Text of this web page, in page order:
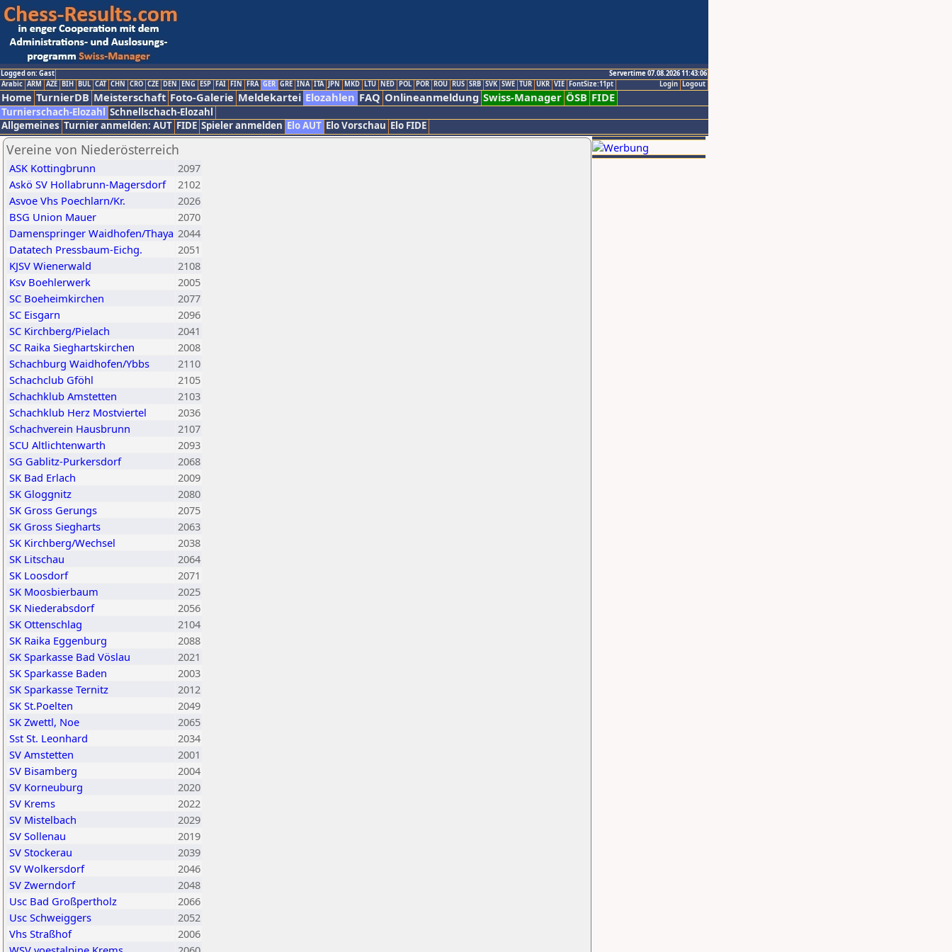
Logged on: Gast
Servertime 07.08.2026 11:43:06
Logout
Login
Arabic ARM AZE BIH BUL CAT CHN CRO CZE DEN ENG ESP FAI FIN FRA GER GRE INA ITA JPN MKD LTU NED POL POR ROU RUS SRB SVK SWE TUR UKR VIE FontSize:11pt
Home TurnierDB Meisterschaft Foto-Galerie Meldekartei Elozahlen FAQ Onlineanmeldung Swiss-Manager ÖSB FIDE
Turnierschach-Elozahl Schnellschach-Elozahl
Allgemeines Turnier anmelden: AUT FIDE Spieler anmelden Elo AUT Elo Vorschau Elo FIDE
Vereine von Niederösterreich
ASK Kottingbrunn
2097
Askö SV Hollabrunn-Magersdorf
2102
Asvoe Vhs Poechlarn/Kr.
2026
BSG Union Mauer
2070
Damenspringer Waidhofen/Thaya 2044
Datatech Pressbaum-Eichg.
2051
KJSV Wienerwald
2108
Ksv Boehlerwerk
2005
SC Boeheimkirchen
2077
SC Eisgarn
2096
SC Kirchberg/Pielach
2041
SC Raika Sieghartskirchen
2008
Schachburg Waidhofen/Ybbs
2110
Schachclub Gföhl
2105
Schachklub Amstetten
2103
Schachklub Herz Mostviertel
2036
Schachverein Hausbrunn
2107
SCU Altlichtenwarth
2093
SG Gablitz-Purkersdorf
2068
SK Bad Erlach
2009
SK Gloggnitz
2080
SK Gross Gerungs
2075
SK Gross Siegharts
2063
SK Kirchberg/Wechsel
2038
SK Litschau
2064
SK Loosdorf
2071
SK Moosbierbaum
2025
SK Niederabsdorf
2056
SK Ottenschlag
2104
SK Raika Eggenburg
2088
SK Sparkasse Bad Vöslau
2021
SK Sparkasse Baden
2003
SK Sparkasse Ternitz
2012
SK St.Poelten
2049
SK Zwettl, Noe
2065
Sst St. Leonhard
2034
SV Amstetten
2001
SV Bisamberg
2004
SV Korneuburg
2020
SV Krems
2022
SV Mistelbach
2029
SV Sollenau
2019
SV Stockerau
2039
SV Wolkersdorf
2046
SV Zwerndorf
2048
Usc Bad Großpertholz
2066
Usc Schweiggers
2052
Vhs Straßhof
2006